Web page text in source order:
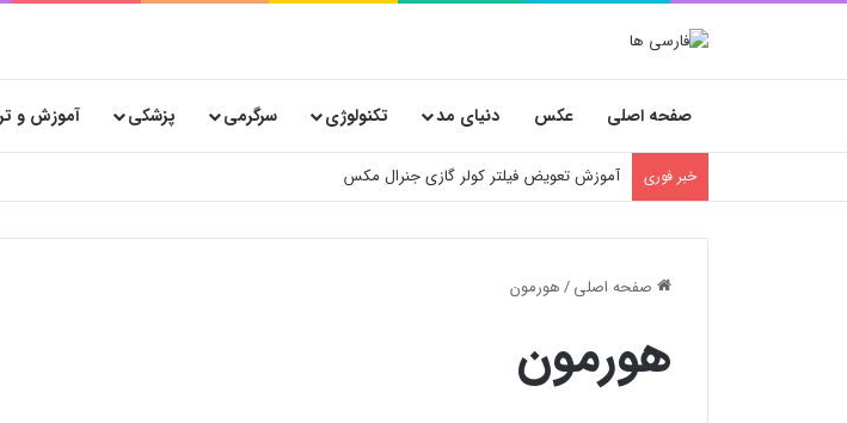
صفحه اصلی عکس دنیای مد تکنولوژی سرگرمی پزشکی آموزش و
خبر فوری آموزش تعویض فیلتر کولر گازی جنرال مکس
صفحه اصلی/ هورمون
هورمون